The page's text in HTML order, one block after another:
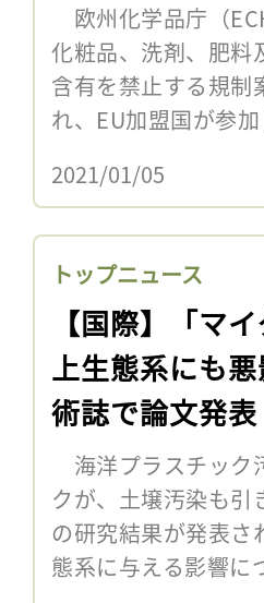
欧州化学品庁（
化粧品、洗剤、肥料
含有を禁止する規制
れ、EU加盟国が参
2021/01/05
トップニュース
【国際】「マ
上生態系にも
術誌で論文発表
海洋プラスチック
クが、土壌汚染も
の研究結果が発表さ
態系に与える影響に